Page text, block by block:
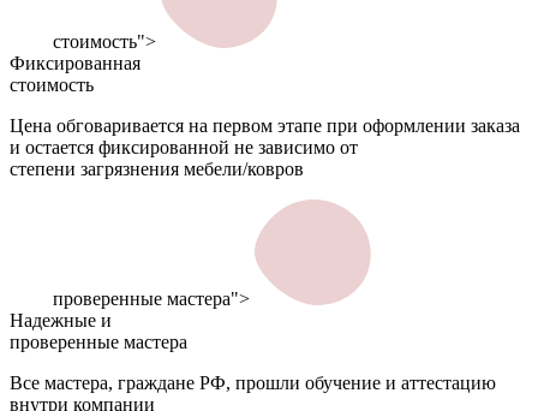
стоимость">
Фиксированная
стоимость
Цена обговаривается на первом этапе при оформлении заказа
и остается фиксированной не зависимо от
степени загрязнения мебели/ковров
проверенные мастера">
Надежные и
проверенные мастера
Все мастера, граждане РФ, прошли обучение и аттестацию
внутри компании